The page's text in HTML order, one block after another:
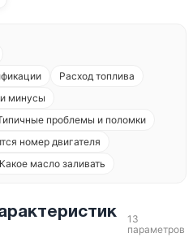
Расход топлива
минусы
проблемы и поломки
номер двигателя
Какое масло заливать
13
параметров